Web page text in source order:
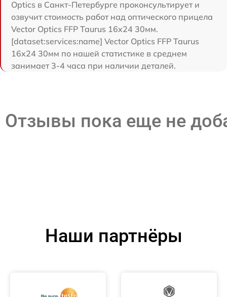
Optics в Санкт-Петербурге проконсультирует и
озвучит стоимость работ над оптического прицела
Vector Optics FFP Taurus 16x24 30мм.
[dataset:services:name] Vector Optics FFP Taurus
16x24 30мм по нашей статистике в среднем
занимает 3-4 часа при наличии деталей.
Отзывы пока еще не
Наши партнёры